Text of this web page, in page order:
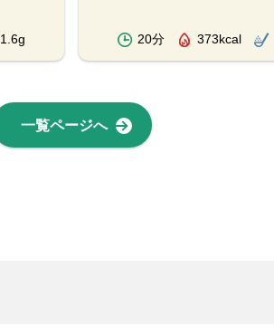
1.6g 20分 373kcal
一覧ページへ